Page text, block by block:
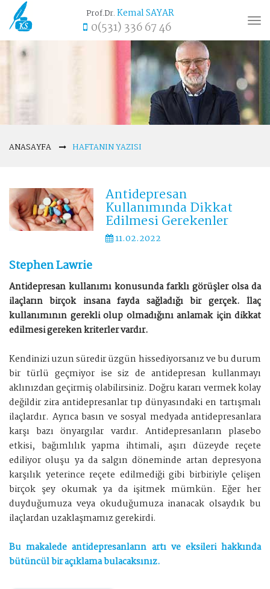
Prof.Dr.Kemal SAYAR
0(531) 336 67 46
ANASAYFA HAFTANIN YAZISI
Antidepresan
Kullanımında Dikkat
Edilmesi Gerekenler
11.02.2022
Stephen Lawrie
Antidepresan kullanımı konusunda farklı görüşler olsa da
ilaçların birçok insana fayda sağladığı bir gerçek. İlaç
kullanımının gerekli olup olmadığını anlamak için dikkat
edilmesi gereken kriterler vardır.
Kendinizi uzun süredir üzgün hissediyorsanız ve bu durum
bir türlü geçmiyor ise siz de antidepresan kullanmayı
aklınızdan geçirmiş olabilirsiniz. Doğru kararı vermek kolay
değildir zira antidepresanlar tıp dünyasındaki en tartışmalı
ilaçlardır. Ayrıca basın ve sosyal medyada antidepresanlara
karşı bazı önyargılar vardır. Antidepresanların plasebo
etkisi, bağımlılık yapma ihtimali, aşırı düzeyde reçete
ediliyor oluşu ya da salgın döneminde artan depresyona
karşılık yeterince reçete edilmediği gibi birbiriyle çelişen
birçok şey okumak ya da işitmek mümkün. Eğer her
duyduğumuza veya okuduğumuza inanacak olsaydık bu
ilaçlardan uzaklaşmamız gerekirdi.
Bu makalede antidepresanların artı ve eksileri hakkında
bütüncül bir açıklama bulacaksınız.